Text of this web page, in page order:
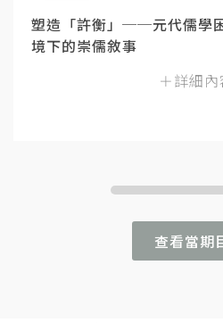
塑造「許衡」──元代儒學
境下的崇儒敘事
＋詳細內
查看當期